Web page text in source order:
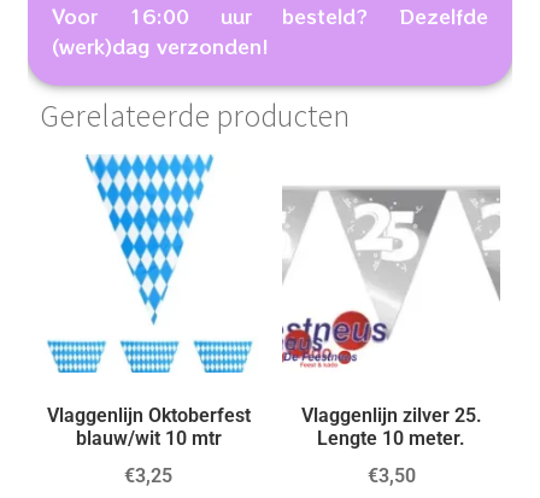
Voor 16:00 uur besteld? Dezelfde
(werk)dag verzonden!
Gerelateerde producten
Vlaggenlijn Oktoberfest
blauw/wit 10 mtr
€3,25
Vlaggenlijn zilver 25.
Lengte 10 meter.
€3,50